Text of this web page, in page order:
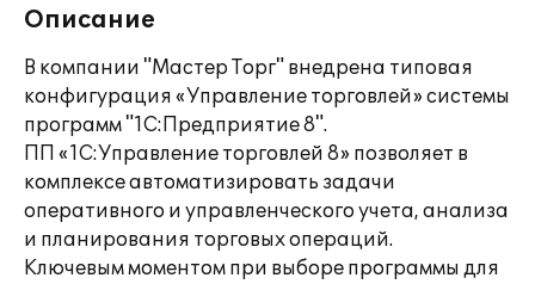
Описание
В компании "Мастер Торг" внедрена типовая
конфигурация «Управление торговлей» системы
программ "1С:Предприятие 8".
ПП «1С:Управление торговлей 8» позволяет в
комплексе автоматизировать задачи
оперативного и управленческого учета, анализа
и планирования торговых операций.
Ключевым моментом при выборе программы для